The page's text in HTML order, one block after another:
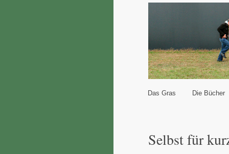
Zum Inhalt wechseln
Zum sekundären
Das Gras Die Bücher
Selbst für